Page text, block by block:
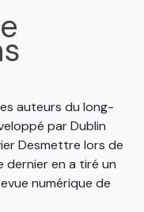
auteurs du long-
par Dublin
Desmettre lors de
dernier en a tiré un
numérique de